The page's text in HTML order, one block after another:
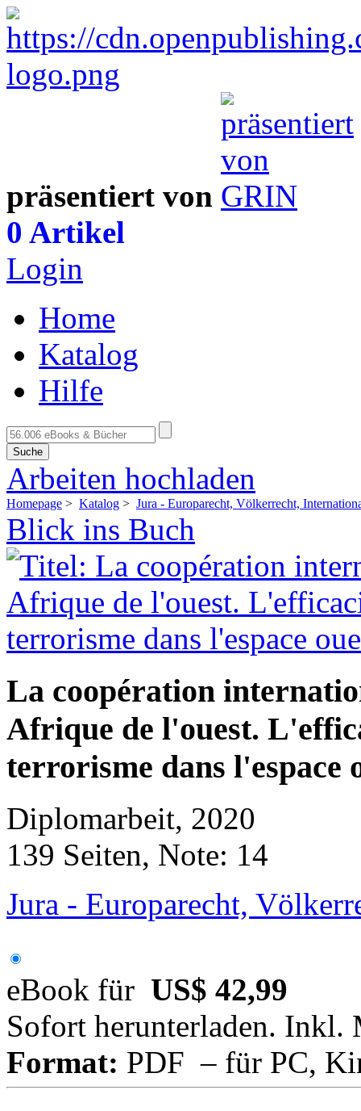
präsentiert von
0 Artikel
Login
Home
Katalog
Hilfe
Suche
Arbeiten hochladen
Homepage > Katalog > Jura - Europarecht, Völkerrecht,
Blick ins Buch
La coopération
Afrique de l'ouest.
terrorisme dans l'espace
Diplomarbeit, 2020
139 Seiten, Note: 14
Jura - Europarecht,
eBook für US$ 42,99
Sofort herunterladen. Inkl.
Format: PDF – für PC,